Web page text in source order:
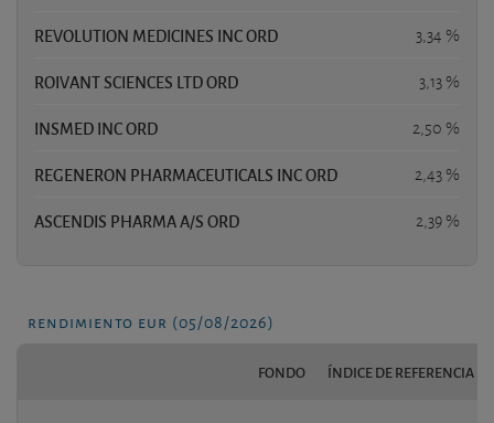
REVOLUTION MEDICINES INC ORD 3,34 %
ROIVANT SCIENCES LTD ORD 3,13 %
INSMED INC ORD 2,50 %
REGENERON PHARMACEUTICALS INC ORD 2,43 %
ASCENDIS PHARMA A/S ORD 2,39 %
rendimiento eur (05/08/2026)
FONDO ÍNDICE DE REFERENCIA